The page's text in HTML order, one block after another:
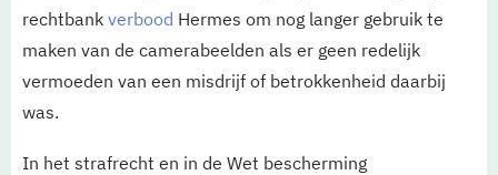
rechtbank verbood Hermes om nog langer gebruik te
maken van de camerabeelden als er geen redelijk
vermoeden van een misdrijf of betrokkenheid daarbij
was.
In het strafrecht en in de Wet bescherming